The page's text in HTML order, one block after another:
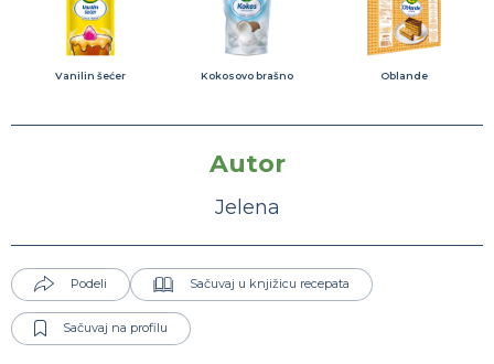
Vanilin šećer Kokosovo brašno Oblande
Autor
Jelena
Podeli Sačuvaj u knjižicu recepata
Sačuvaj na profilu